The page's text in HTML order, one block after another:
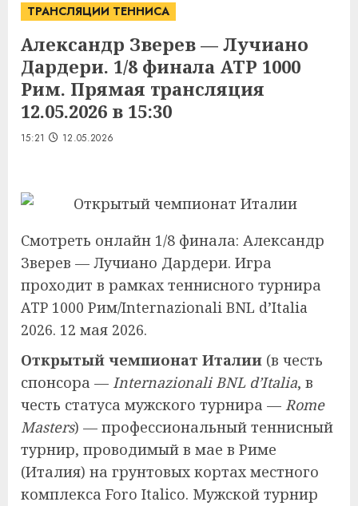
ТРАНСЛЯЦИИ ТЕННИСА
Александр Зверев — Лучиано
Дардери. 1/8 финала ATP 1000
Рим. Прямая трансляция
12.05.2026 в 15:30
15:21 12.05.2026
Смотреть онлайн 1/8 финала: Александр
Зверев — Лучиано Дардери. Игра
проходит в рамках теннисного турнира
ATP 1000 Рим/Internazionali BNL d’Italia
2026. 12 мая 2026.
Открытый чемпионат Италии (в честь
спонсора — Internazionali BNL d’Italia, в
честь статуса мужского турнира — Rome
Masters) — профессиональный теннисный
турнир, проводимый в мае в Риме
(Италия) на грунтовых кортах местного
комплекса Foro Italico. Мужской турнир